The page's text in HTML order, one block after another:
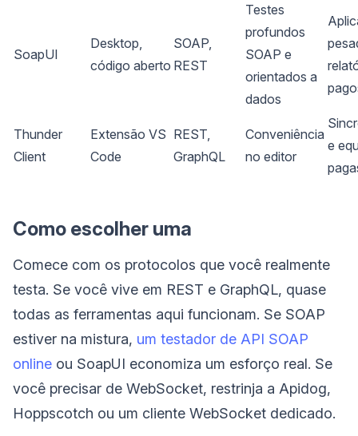
SoapUI
Desktop,
código aberto
SOAP,
REST
Testes
profundos
SOAP e
orientados a
dados
Thunder
Client
Extensão VS
Code
REST,
GraphQL
Conveniência
no editor
e
Como escolher uma
Comece com os protocolos que você realmente
testa. Se você vive em REST e GraphQL, quase
todas as ferramentas aqui funcionam. Se SOAP
estiver na mistura, um testador de API SOAP
online ou SoapUI economiza um esforço real. Se
você precisar de WebSocket, restrinja a Apidog,
Hoppscotch ou um cliente WebSocket dedicado.